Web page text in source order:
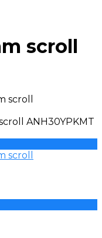
scroll
ANH30YPKMT